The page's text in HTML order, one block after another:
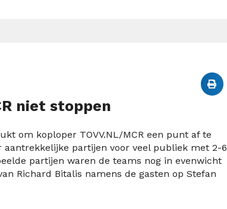
niet stoppen
om koploper TOVV.NL/MCR een punt af te
aantrekkelijke partijen voor veel publiek met 2-6
partijen waren de teams nog in evenwicht
Richard Bitalis namens de gasten op Stefan